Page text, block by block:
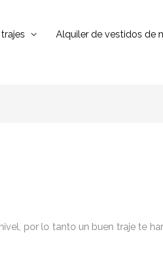
Alquiler de vestidos de
por lo tanto un buen traje te